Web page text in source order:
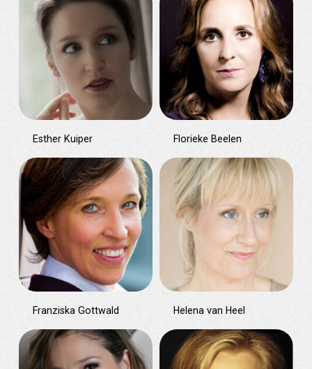
Esther Kuiper Florieke Beelen
Franziska Gottwald Helena van Heel